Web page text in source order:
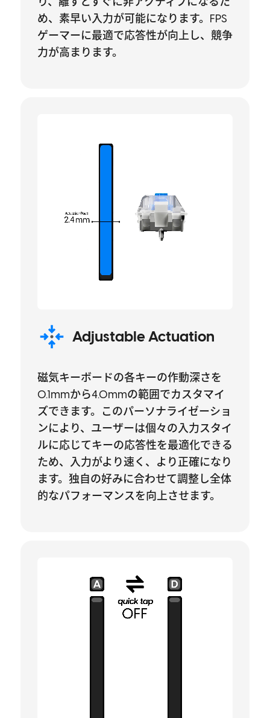
め、素早い入力が可能になります。FPS
ゲーマーに最適で応答性が向上し、競争
力が高まります。
Adjustable Actuation
磁気キーボードの各キーの作動深さを
0.1mmから4.0mmの範囲でカスタマイ
ズできます。このパーソナライゼーショ
ンにより、ユーザーは個々の入力スタイ
ルに応じてキーの応答性を最適化できる
ため、入力がより速く、より正確になり
ます。独自の好みに合わせて調整し全体
的なパフォーマンスを向上させます。